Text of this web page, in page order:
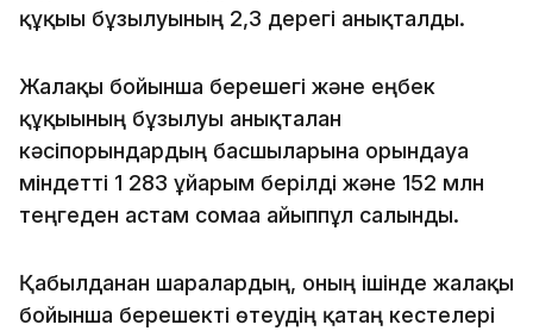
құқығы бұзылуының 2,3 дерегі анықталды.
Жалақы бойынша берешегі және еңбек
құқығының бұзылуы анықталған
кәсіпорындардың басшыларына орындауға
міндетті 1 283 ұйғарым берілді және 152 млн
теңгеден астам сомаға айыппұл салынды.
Қабылданған шаралардың, оның ішінде жалақы
бойынша берешекті өтеудің қатаң кестелері